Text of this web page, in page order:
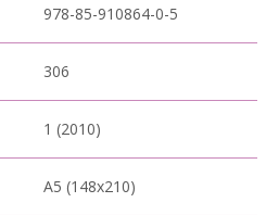
978-85-910864-0-5
306
1 (2010)
A5 (148x210)